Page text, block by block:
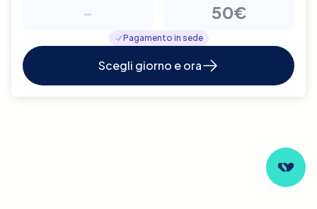
- 50€
Pagamento in sede
Scegli giorno e ora